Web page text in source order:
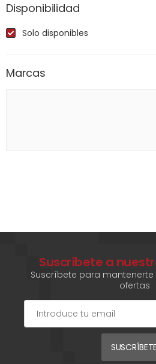
Disponibilidad
Solo disponibles
Marcas
Suscríbete a
Suscríbete para
ofertas
SUSCRÍBETE